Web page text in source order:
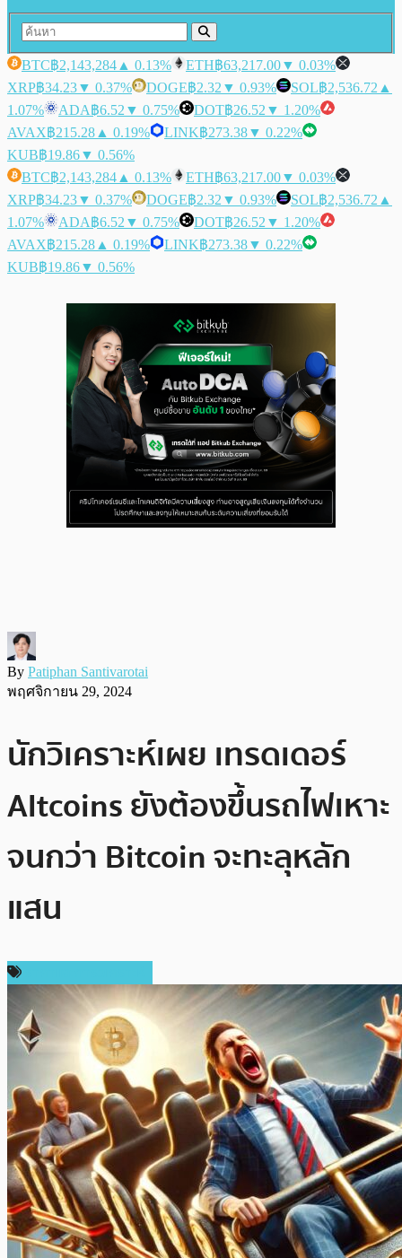
BTC฿2,143,284 ▲ 0.13% ETH฿63,217.00▼ 0.03%
XRP฿34.23▼ 0.37% DOGE฿2.32 ▼ 0.93% SOL฿2,536.72 ▲
1.07%
ADA฿6.52 ▼ 0.75% DOT฿26.52 ▼ 1.20%
AVAX฿215.28 ▲ 0.19% LINK฿273.38▼ 0.22%
KUB฿19.86▼ 0.56%
BTC฿2,143,284 ▲ 0.13% ETH฿63,217.00▼ 0.03%
XRP฿34.23▼ 0.37% DOGE฿2.32 ▼ 0.93% SOL฿2,536.72 ▲
1.07%
ADA฿6.52 ▼ 0.75% DOT฿26.52 ▼ 1.20%
AVAX฿215.28 ▲ 0.19% LINK฿273.38▼ 0.22%
KUB฿19.86▼ 0.56%
By Patiphan Santivarotai
พฤศจิกายน 29, 2024
นักวิเคราะห์เผย เทรดเดอร์
Altcoins ยังต้องขึ้นรถไฟเหาะ
จนกว่า Bitcoin จะทะลุหลัก
แสน